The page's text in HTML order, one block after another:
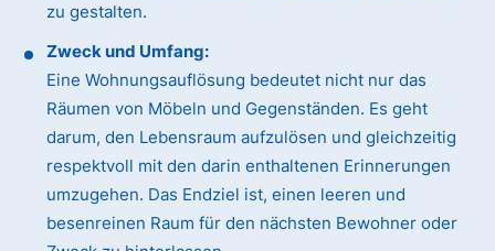
zu gestalten.
Zweck und Umfang:
Eine Wohnungsauflösung bedeutet nicht nur das
Räumen von Möbeln und Gegenständen. Es geht
darum, den Lebensraum aufzulösen und gleichzeitig
respektvoll mit den darin enthaltenen Erinnerungen
umzugehen. Das Endziel ist, einen leeren und
besenreinen Raum für den nächsten Bewohner oder